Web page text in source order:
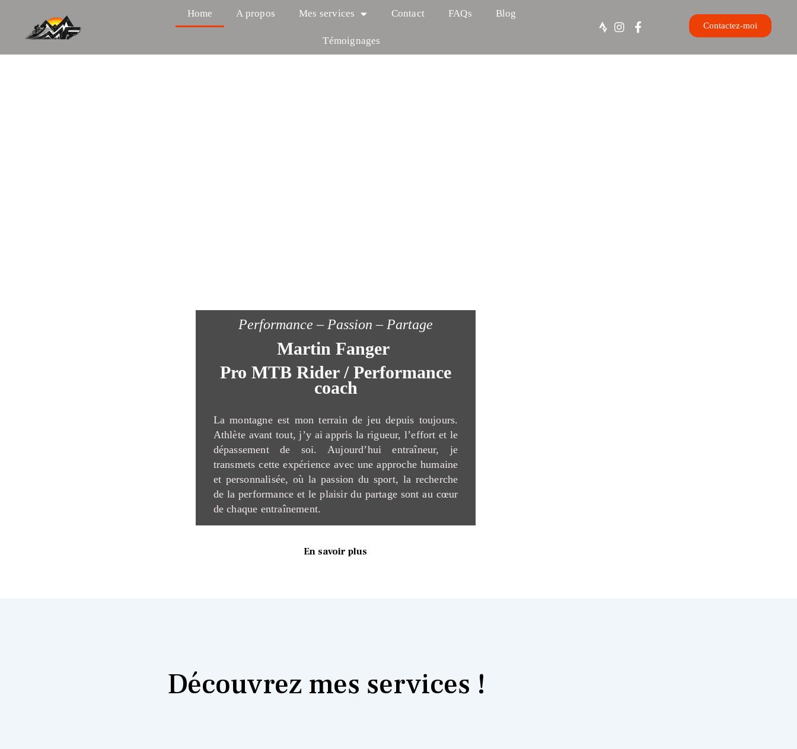
Home A propos Mes services Contact FAQs Blog
Témoignages
Contactez-moi
Performance – Passion – Partage
Martin Fanger
Pro MTB Rider / Performance
coach
La montagne est mon terrain de jeu depuis toujours.
Athlète avant tout, j’y ai appris la rigueur, l’effort et le
dépassement de soi. Aujourd’hui entraîneur, je
transmets cette expérience avec une approche humaine
et personnalisée, où la passion du sport, la recherche
de la performance et le plaisir du partage sont au cœur
de chaque entraînement.
En savoir plus
Découvrez mes services !